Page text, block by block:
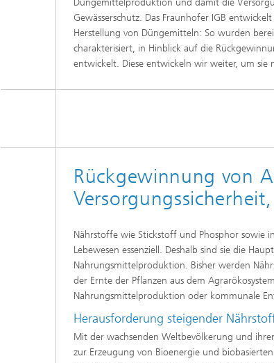
Düngemittelproduktion und damit die
Gewässerschutz. Das Fraunhofer IGB
Herstellung von Düngemitteln: So wurden
charakterisiert, in Hinblick auf die
entwickelt. Diese entwickeln wir weiter, um sie
Rückgewinnung von
Nährstoffe wie Stickstoff und Phosphor sowie
Lebewesen essenziell. Deshalb sind sie die
Nahrungsmittelproduktion. Bisher werden
der Ernte der Pflanzen aus dem
Nahrungsmittelproduktion oder kommunale
Herausforderung steigender
Mit der wachsenden Weltbevölkerung und
zur Erzeugung von Bioenergie und